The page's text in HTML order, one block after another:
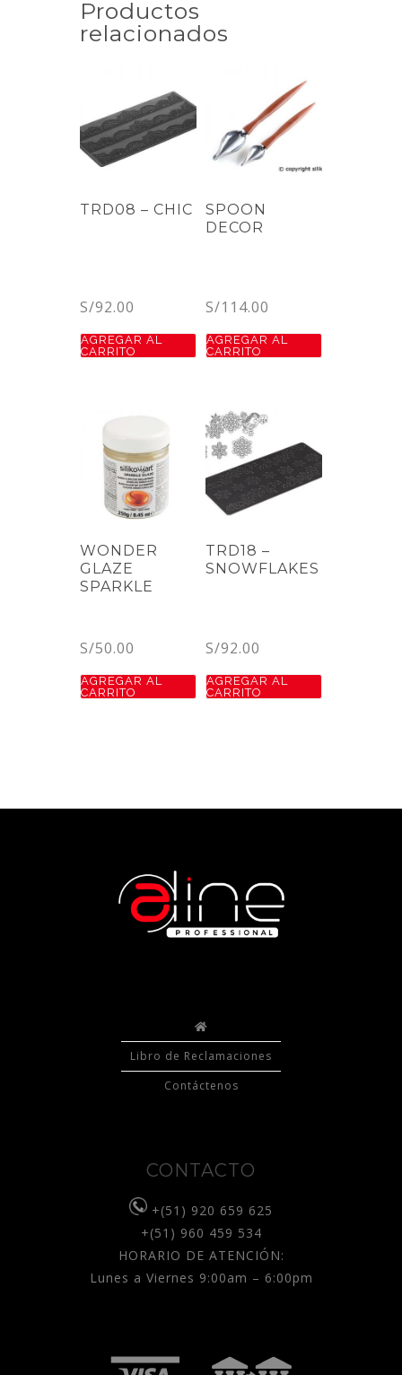
Productos
relacionados
TRD08 – CHIC
S/92.00
AGREGAR AL
CARRITO
SPOON
DECOR
S/114.00
AGREGAR AL
CARRITO
WONDER
GLAZE
SPARKLE
S/50.00
AGREGAR AL
CARRITO
TRD18 –
SNOWFLAKES
S/92.00
AGREGAR AL
CARRITO
Libro de Reclamaciones
Contáctenos
CONTACTO
+(51) 920 659 625
+(51) 960 459 534
HORARIO DE ATENCIÓN:
Lunes a Viernes 9:00am – 6:00pm